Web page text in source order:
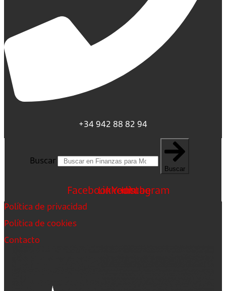
+34 942 88 82 94
Buscar
Buscar
FacebookLinkedin
Youtube
Instagram
Política de privacidad
Política de cookies
Contacto